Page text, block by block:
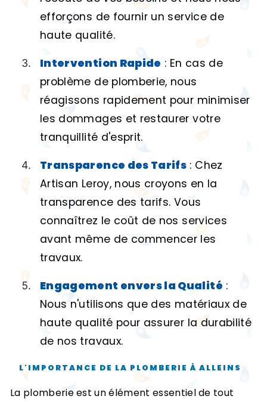
efforçons de fournir un service de
haute qualité.
Intervention Rapide : En cas de
problème de plomberie, nous
réagissons rapidement pour minimiser
les dommages et restaurer votre
tranquillité d'esprit.
Transparence des Tarifs : Chez
Artisan Leroy, nous croyons en la
transparence des tarifs. Vous
connaîtrez le coût de nos services
avant même de commencer les
travaux.
Engagement envers la Qualité :
Nous n'utilisons que des matériaux de
haute qualité pour assurer la durabilité
de nos travaux.
L'IMPORTANCE DE LA PLOMBERIE À ALLEINS
La plomberie est un élément essentiel de tout